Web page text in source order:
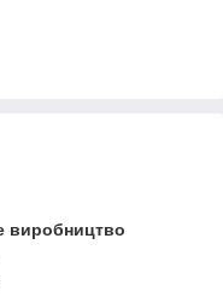
виробництво